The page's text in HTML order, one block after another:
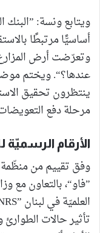
ويتابع ونسة: ”البنك
أساسيًّا مرتبطًا
وتعرّضت أرض المزارع
عندها؟“. ويختم
ينتظرون تحقيق
مرحلة دفع
الأرقام الرسميّة
وفق تقييم من منظّمة
”فاو“، بالتعاون مع
تأثير حالات